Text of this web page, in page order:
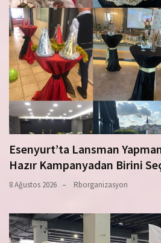
Esenyurt’ta Lansman
Hazır Kampanyadan Birini
8 Ağustos 2026 Rborganizasyon